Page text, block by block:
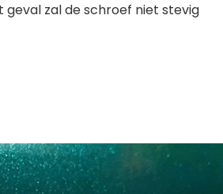
zal de schroef niet stevig